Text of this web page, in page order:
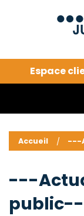
Espace
Accueil ---
---